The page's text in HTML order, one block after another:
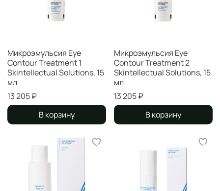
Микроэмульсия Eye
Contour Treatment 1
Skintellectual Solutions, 15
мл
13 205 ₽
В корзину
Микроэмульсия Eye
Contour Treatment 2
Skintellectual Solutions, 15
мл
13 205 ₽
В корзину